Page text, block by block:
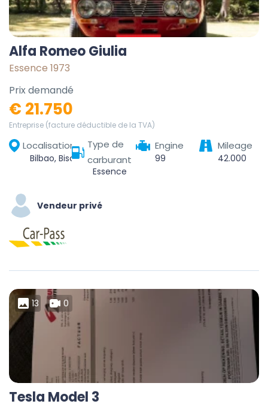
Alfa Romeo Giulia
Essence 1973
Prix demandé
€ 21.750
Entreprise (facture déductible de la TVA)
Localisation
Bilbao, Biscay, Autonomous Community of the Basque Country, Spain
Type de
carburant
Essence
Engine
99
Mileage
42.000
Vendeur privé
13 0
Tesla Model 3